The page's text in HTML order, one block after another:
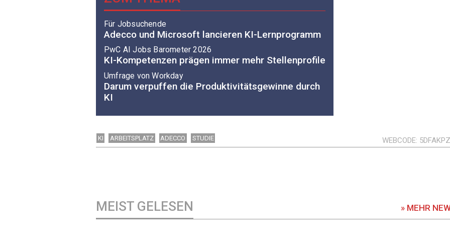
Für Jobsuchende
Adecco und Microsoft lancieren KI-Lernprogramm
PwC AI Jobs Barometer 2026
KI-Kompetenzen prägen immer mehr Stellenprofile
Umfrage von Workday
Darum verpuffen die Produktivitätsgewinne durch
KI
KI ARBEITSPLATZ ADECCO STUDIE WEBCODE
MEIST GELESEN » MEHR